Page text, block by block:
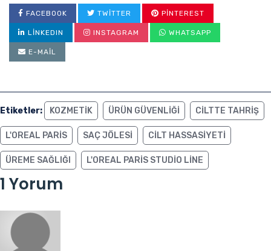
FACEBOOK TWITTER PINTEREST
LINKEDIN INSTAGRAM WHATSAPP
E-MAIL
Etiketler: KOZMETIK ÜRÜN GÜVENLIĞI CILTTE TAHRIŞ
L'OREAL PARIS SAÇ JÖLESI CILT HASSASIYETI
ÜREME SAĞLIĞI L'OREAL PARIS STUDIO LINE
1 Yorum